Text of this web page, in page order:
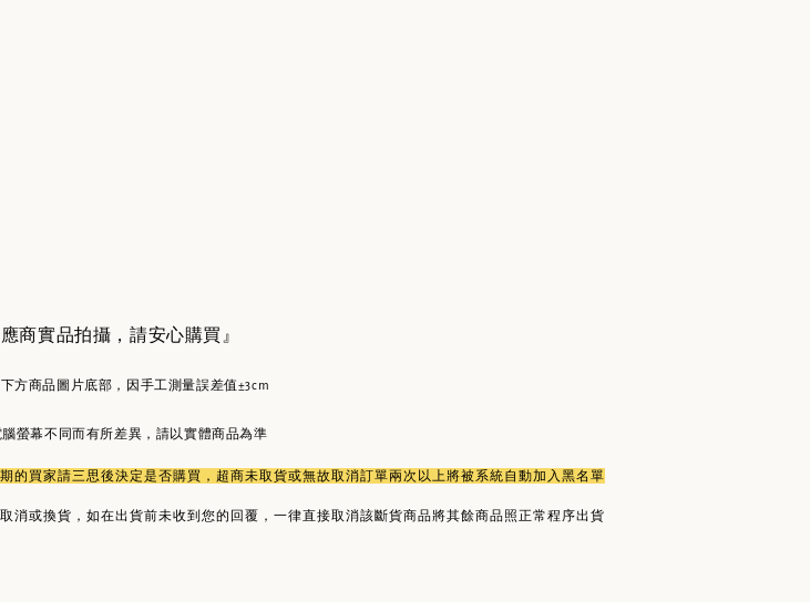
商實品拍攝，請安心購買』
方商品圖片底部，因手工測量誤差值±3cm
螢幕不同而有所差異，請以實體商品為準
的買家請三思後決定是否購買，超商未取貨或無故取消訂單兩次以上將被系統自動加入黑名單
消或換貨，如在出貨前未收到您的回覆，一律直接取消該斷貨商品將其餘商品照正常程序出貨